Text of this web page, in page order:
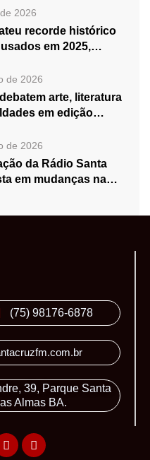
2026
recorde histórico
em 2025,…
de 2026
arte, literatura
em edição
de 2026
da Rádio Santa
em mudanças na
(75) 98176-6878
39, Parque Santa
Almas BA.